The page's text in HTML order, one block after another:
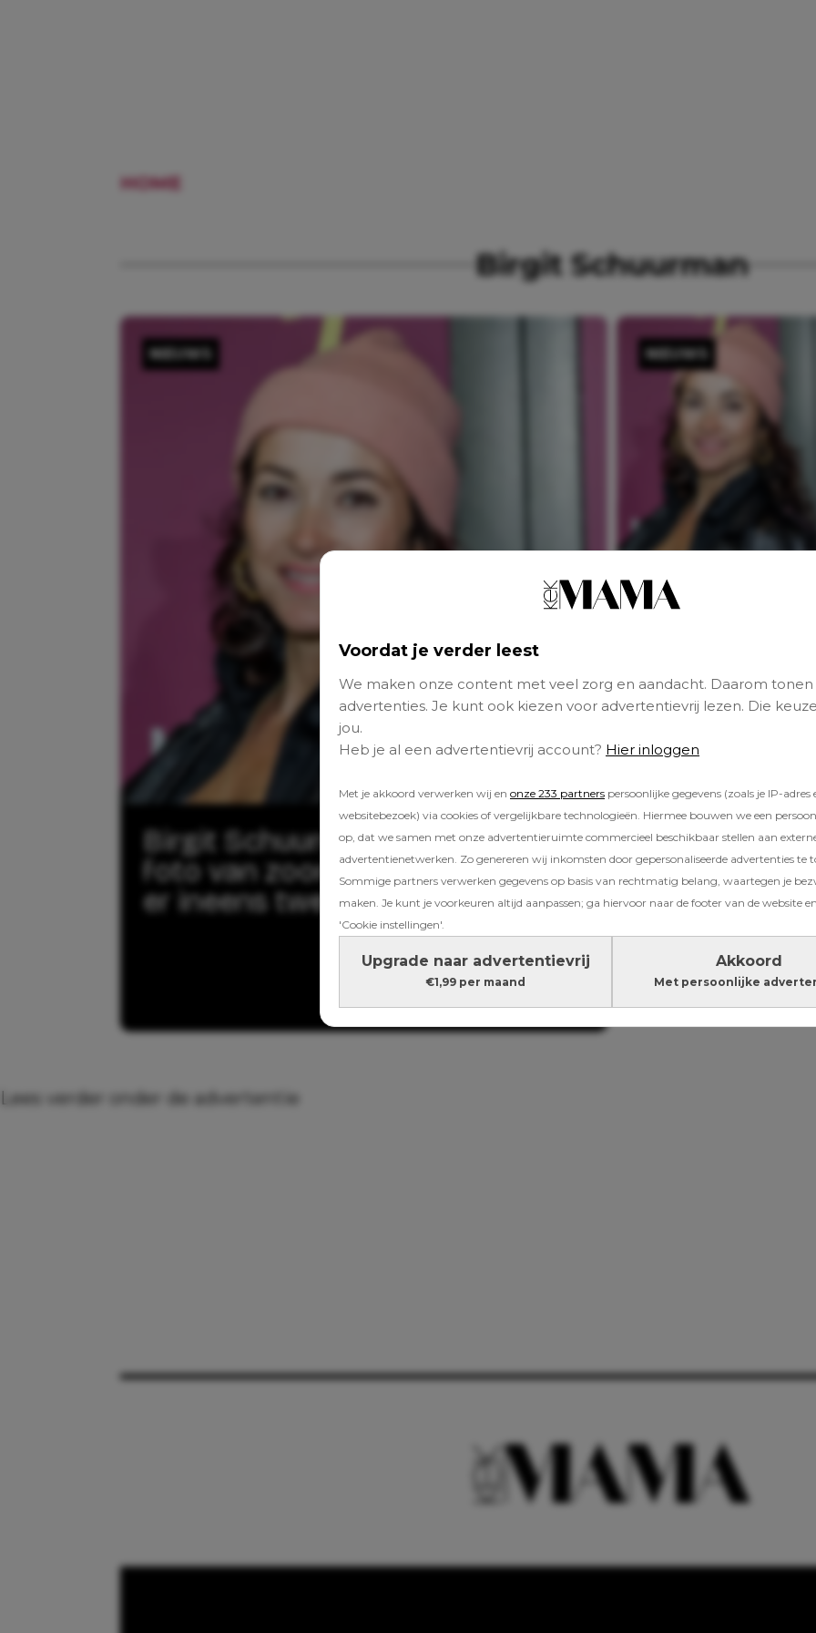
Voordat je verder leest
We maken onze content met veel zorg en aandacht. Daarom tonen
advertenties. Je kunt ook kiezen voor advertentievrij lezen. Die
jou.
Heb je al een advertentievrij account? Hier inloggen
Met je akkoord verwerken wij en onze 233 partners persoonlijke gegevens (zoals je IP-adres
websitebezoek) via cookies of vergelijkbare technologieën. Hiermee bouwen we een
op, dat we samen met onze advertentieruimte commercieel beschikbaar stellen aan
advertentienetwerken. Zo genereren wij inkomsten door gepersonaliseerde advertenties te
Sommige partners verwerken gegevens op basis van rechtmatig belang, waartegen je
maken. Je kunt je voorkeuren altijd aanpassen; ga hiervoor naar de footer van de website
'Cookie instellingen'.
Upgrade naar advertentievrij
€1,99 per maand
Akkoord
Met persoonlijke
HOME
Birgit Schuurman
NIEUWS
Birgit Schuurman deelt zoete
foto van zoons: ‘En toen had ik
er ineens twee’
NIEUWS
Birgit Schuurman
straalt op foto met
PERSOONLIJK
reageert op kritiek
zwangerschap: ‘Ik
60 als mijn kind 16
boeien’
Lees verder onder de advertentie